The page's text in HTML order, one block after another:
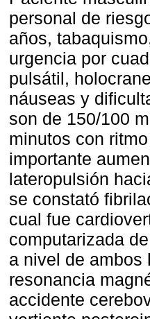
personal de
años,
urgencia por
pulsátil,
náuseas y
son de 150/100
minutos con
importante
lateropulsión
se constató
cual fue
computarizada
a nivel de ambos
resonancia
accidente